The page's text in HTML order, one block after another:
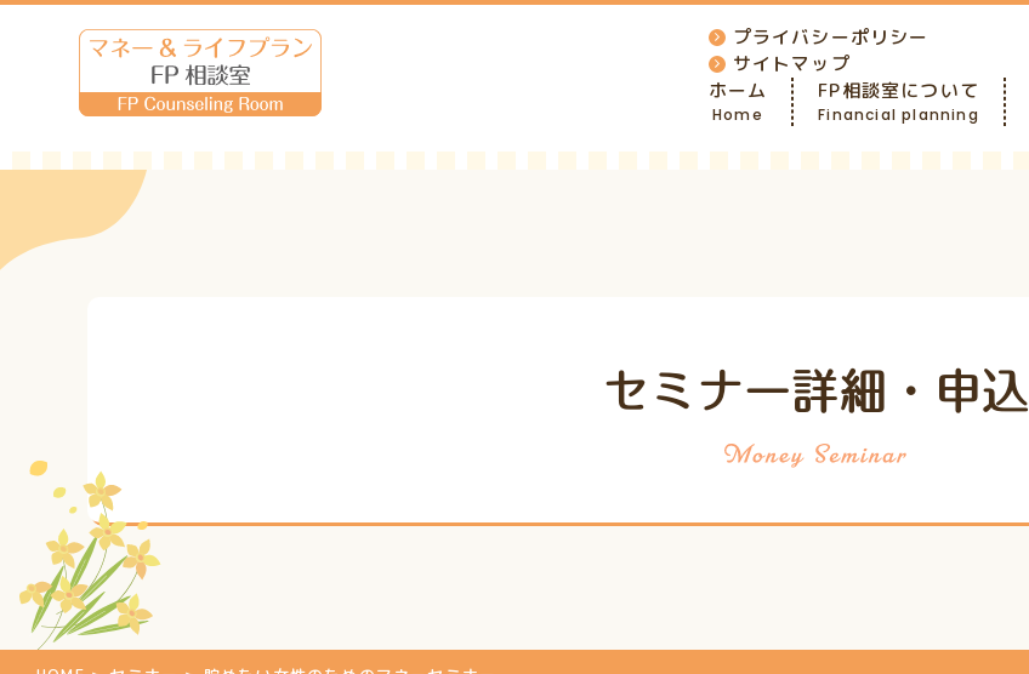
プライバシーポリシー
サイトマップ
ホーム
Home
FP相談室について
Financial planning
セミナー詳細・申込